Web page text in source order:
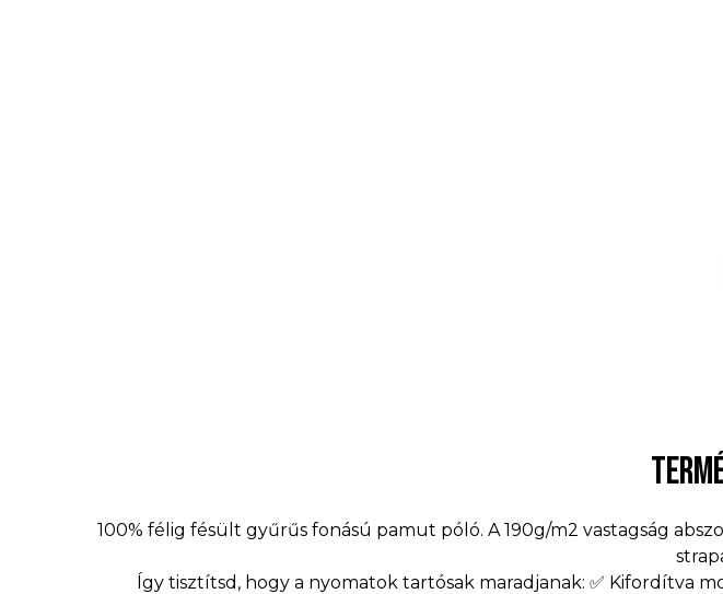
100% félig fésült gyűrűs fonású pamut póló. A 190g/m2 vastagság
Így tisztítsd, hogy a nyomatok tartósak maradjanak: ✅ Kifordítva